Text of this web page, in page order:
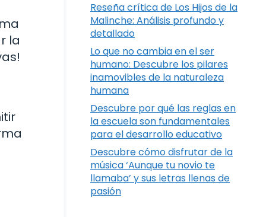
la
Reseña crítica de Los Hijos de la
Malinche: Análisis profundo y
detallado
Lo que no cambia en el ser
humano: Descubre los pilares
inamovibles de la naturaleza
humana
Descubre por qué las reglas en
la escuela son fundamentales
para el desarrollo educativo
Descubre cómo disfrutar de la
música ‘Aunque tu novio te
llamaba’ y sus letras llenas de
pasión